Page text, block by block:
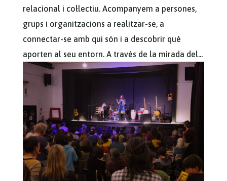
relacional i col·lectiu. Acompanyem a persones,
grups i organitzacions a realitzar-se, a
connectar-se amb qui són i a descobrir què
aporten al seu entorn. A través de la mirada del...